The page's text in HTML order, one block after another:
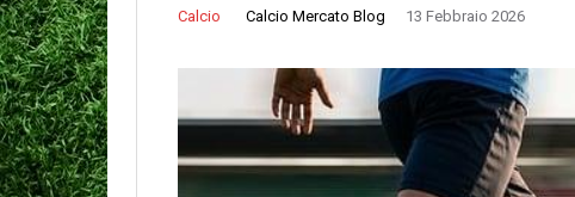
Calcio Calcio Mercato Blog 13 Febbraio 2026